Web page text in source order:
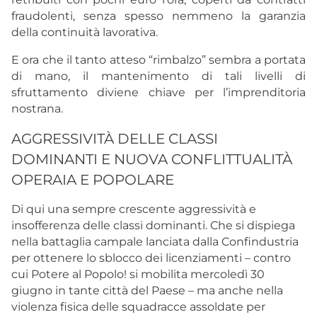
fraudolenti, senza spesso nemmeno la garanzia
della continuità lavorativa.
E ora che il tanto atteso “rimbalzo” sembra a portata
di mano, il mantenimento di tali livelli di
sfruttamento diviene chiave per l’imprenditoria
nostrana.
AGGRESSIVITÀ DELLE CLASSI
DOMINANTI E NUOVA CONFLITTUALITÀ
OPERAIA E POPOLARE
Di qui una sempre crescente aggressività e
insofferenza delle classi dominanti. Che si dispiega
nella battaglia campale lanciata dalla Confindustria
per ottenere lo sblocco dei licenziamenti – contro
cui Potere al Popolo! si mobilita mercoledì 30
giugno in tante città del Paese – ma anche nella
violenza fisica delle squadracce assoldate per